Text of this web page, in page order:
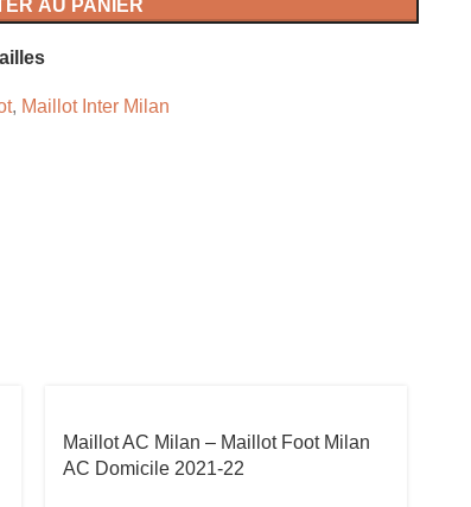
AU PANIER
, Maillot Inter Milan
Maillot AC Milan – Maillot Foot Milan
AC Domicile 2021-22